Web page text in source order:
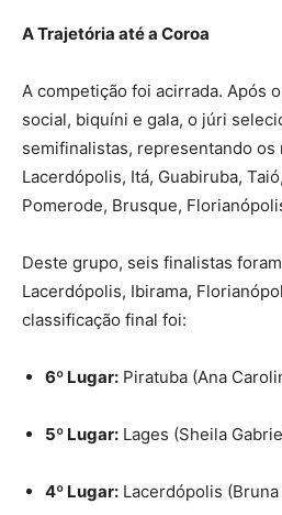
A Trajetória até a Coroa
A competição foi acirrada. Após
social, biquíni e gala, o júri
semifinalistas, representando
Lacerdópolis, Itá, Guabiruba,
Pomerode, Brusque,
Deste grupo, seis finalistas
Lacerdópolis, Ibirama,
classificação final foi:
6º Lugar: Piratuba (Ana
5º Lugar: Lages (Sheila
4º Lugar: Lacerdópolis